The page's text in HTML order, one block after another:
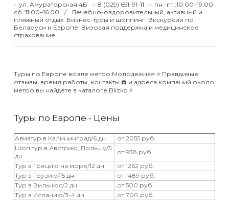
ул. Амураторская 4Б 8 (029) 651-91-11
пн.-пт.:10:00–19:00
сб.:11:00–16:00
Лечебно-оздоровительный, активный и
пляжный отдых. Бизнес-туры и шоппинг. Экскурсии по
Беларуси и Европе. Визовая поддержка и медицинское
страхование.
Туры по Европе возле метро Молодежная ⭐️ Правдивые
отзывы, время работы, контакты ☎️ и адреса компаний около
метро вы найдёте в каталоге Blizko ⚡️
Туры по Европе - Цены
Авиатур в Калининград/6 дн
от 2055 руб.
Шоп тур в Австрию, Польшу/5
дн
от 938 руб.
Тур в Грецию на море/12 дн
от 1262 руб.
Тур в Грузию/15 дн
от 1489 руб.
Тур в Вильнюс/2 дн
от 500 руб.
Тур в Испанию/3-4 дн
от 700 руб.